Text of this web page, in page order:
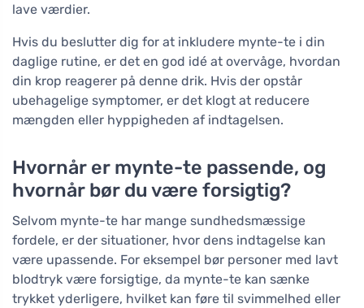
lave værdier.
Hvis du beslutter dig for at inkludere mynte-te i din
daglige rutine, er det en god idé at overvåge, hvordan
din krop reagerer på denne drik. Hvis der opstår
ubehagelige symptomer, er det klogt at reducere
mængden eller hyppigheden af indtagelsen.
Hvornår er mynte-te passende, og
hvornår bør du være forsigtig?
Selvom mynte-te har mange sundhedsmæssige
fordele, er der situationer, hvor dens indtagelse kan
være upassende. For eksempel bør personer med lavt
blodtryk være forsigtige, da mynte-te kan sænke
trykket yderligere, hvilket kan føre til svimmelhed eller